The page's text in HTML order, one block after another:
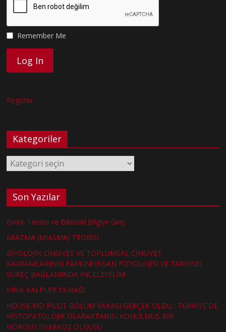
Remember Me
Register
Kategoriler
Kategoriler
Son Yazılar
Evrim Teorisi ve Bilimsel Bilgiye Giriş
MİAZMA (MIASMA) TEORİSİ
BİYOLOJİK CİNSİYET VE TOPLUMSAL CİNSİYET
KAVRAMLARININ FARKINI İNSAN FİZYOLOJİSİ VE TARİHSEL
SÜREÇ BAĞLAMINDA İNCELEYELİM
KIRIK KALPLER DURAĞI
HOUSE MD PİLOT BÖLÜM VAKASI GERÇEK OLDU : TÜRKİYE´DE
HİSTOPATOLOJİK OLARAKTANISI KONULMUŞ BİR
NÖROSİSTİSERKOZ OLGUSU